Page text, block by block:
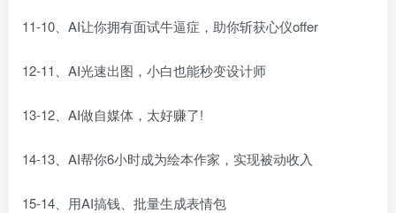
11-10、AI让你拥有面试牛逼症，助你斩获心仪offer
12-11、AI光速出图，小白也能秒变设计师
13-12、AI做自媒体，太好赚了!
14-13、AI帮你6小时成为绘本作家，实现被动收入
15-14、用AI搞钱、批量生成表情包